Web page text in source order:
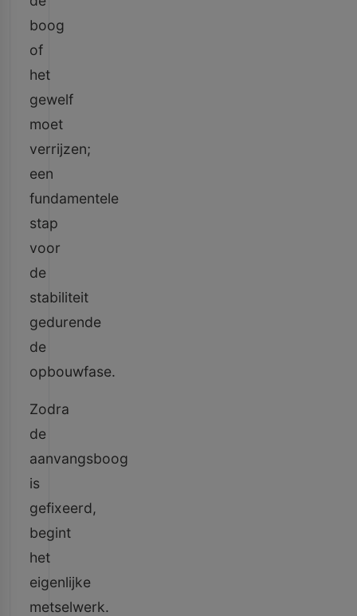
boog
of
het
gewelf
moet
verrijzen;
een
fundamentele
stap
voor
de
stabiliteit
gedurende
de
opbouwfase.
Zodra
de
aanvangsboog
is
gefixeerd,
begint
het
eigenlijke
metselwerk.